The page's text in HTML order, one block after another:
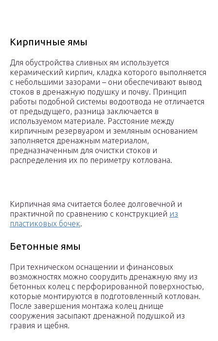
Кирпичные ямы
Для обустройства сливных ям используется
керамический кирпич, кладка которого выполняется
с небольшими зазорами – они обеспечивают вывод
стоков в дренажную подушку и почву. Принцип
работы подобной системы водоотвода не отличается
от предыдущего, разница заключается в
используемом материале. Расстояние между
кирпичным резервуаром и земляным основанием
заполняется дренажным материалом,
предназначенным для очистки стоков и
распределения их по периметру котлована.
Кирпичная яма считается более долговечной и
практичной по сравнению с конструкцией из
пластиковых бочек.
Бетонные ямы
При техническом оснащении и финансовых
возможностях можно соорудить дренажную яму из
бетонных колец с перфорированной поверхностью,
которые монтируются в подготовленный котлован.
После завершения монтажа колец днище
сооружения засыпают дренажной подушкой из
гравия и щебня.